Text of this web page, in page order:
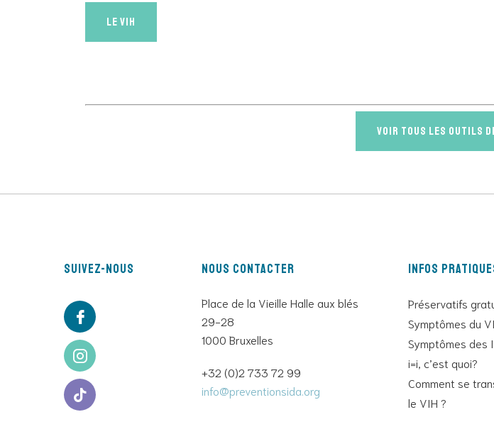
Le VIH
Voir tous les outils
Suivez-nous Nous contacter
Place de la Vieille Halle aux blés
29-28
1000 Bruxelles
+32 (0)2 733 72 99
info@preventionsida.org
Infos
Préservatifs
Symptômes du
Symptômes des
i=i, c’est quoi?
Comment se
le VIH ?